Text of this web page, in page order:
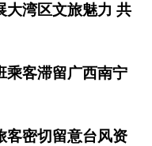
大湾区文旅魅力 共
乘客滞留广西南宁
客密切留意台风资